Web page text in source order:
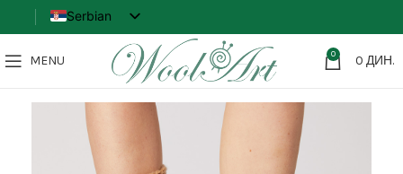
Serbian
MENU
0 0 ДИН.